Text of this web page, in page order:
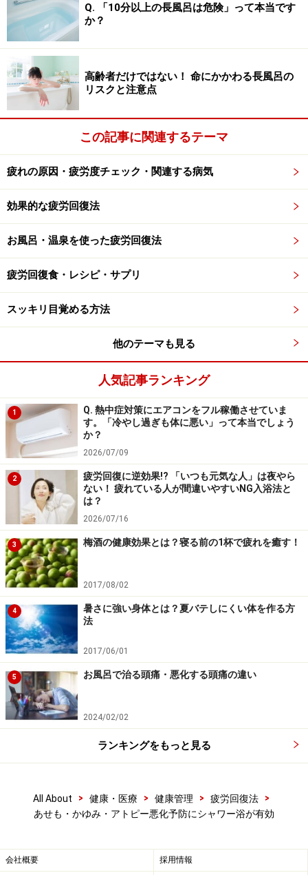
肌荒れが悪化しやすくなります。幼稚園や保育所、学校
から帰ったらまずはシャワーをざっと浴びるようにしま
す。その都度石鹸を使う必要はありませんので、こまめ
にシャワーを浴びて汗を流すことが大切です。
夏におすすめのシャワーの浴び方…「手軽
に、こまめに」
１日何度もシャワーを浴びるのは面倒に感じるかもしれ
ませんが、肌荒れが悪化してしまうとかゆみなどの不快
症状を我慢しなくてはいけなくなりますし、元の状態に
がポイントです。
普段は基本的には湯船の入浴を勧めていますが、夏は毎
回温まりすぎて汗をかいてしまうのを避けたい方も多い
と思いますので、湯船よりもずっと手軽なシャワーもど
んどん活用して、肌ダメージを事前に予防しましょう。
たまに水道水の塩素が気になるという方もいらっしゃい
ますが、基本的には普段のシャワーヘッドのままで構い
ません。もしどうしても気になるという方は、最近は塩
素除去機能がついたシャワーヘッドなども市販されてい
ますので、活用してみるのもよいかもしれません。
注意点としては、シャワーの場合でも湯温は42度以上に
しないこと。アトピーを始めかゆみがある場合、熱い湯
を浴びることでかゆみの原因物質であるヒスタミンが作
られることが分かっています。
夏バテ予防・疲労回復も兼ねられる夏の正
しい入浴法
夏の肌トラブルの予防には、以上のようなこまめなシャ
ワー浴をお勧めしますが、シャワーだけではどうしても
疲れが溜まってきてしまいます。それでなくても「夏バ
テ」してしまう方も多い季節。蒸し暑い外気とクーラー
の効いた室内での大きな温度差により、自律神経の乱れ
こまめに汗を流すだけならシャワーで十分ですが、でき
Q. 「10分以上の長風呂は危険」って本当です
か？
高齢者だけではない！ 命にかかわる長風呂の
リスクと注意点
この記事に関連するテーマ
疲れの原因・疲労度チェック・関連する病気
効果的な疲労回復法
お風呂・温泉を使った疲労回復法
疲労回復食・レシピ・サプリ
スッキリ目覚める方法
他のテーマも見る
人気記事ランキング
1
Q. 熱中症対策にエアコンをフル稼働させていま
す。「冷やし過ぎも体に悪い」って本当でしょう
か？
2026/07/09
2
疲労回復に逆効果!? 「いつも元気な人」は夜やら
ない！ 疲れている人が間違いやすいNG入浴法と
は？
2026/07/16
3 梅酒の健康効果とは？寝る前の1杯で疲れを癒す！
2017/08/02
4
暑さに強い身体とは？夏バテしにくい体を作る方
法
2017/06/01
5 お風呂で治る頭痛・悪化する頭痛の違い
2024/02/02
ランキングをもっと見る
All About > 健康・医療 > 健康管理 > 疲労回復法
>
あせも・かゆみ・アトピー悪化予防にシャワー浴が有効
会社概要 採用情報